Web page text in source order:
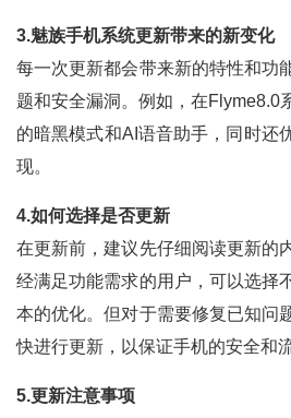
3.魅族手机系统更新带来的新变化
每一次更新都会带来新的特性和功
题和安全漏洞。例如，在Flyme8.0
的暗黑模式和AI语音助手，同时还
现。
4.如何选择是否更新
在更新前，建议先仔细阅读更新的
经满足功能需求的用户，可以选择
本的优化。但对于需要修复已知问
快进行更新，以保证手机的安全和
5.更新注意事项